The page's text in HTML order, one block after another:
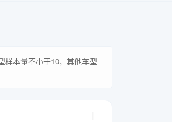
样本量不小于10，其他车型